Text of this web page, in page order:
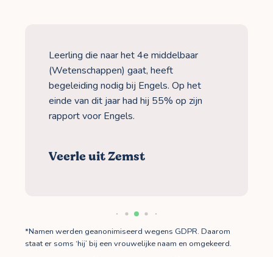
Leerling die naar het 4e middelbaar
(Wetenschappen) gaat, heeft
begeleiding nodig bij Engels. Op het
einde van dit jaar had hij 55% op zijn
rapport voor Engels.
Veerle uit Zemst
*Namen werden geanonimiseerd wegens GDPR. Daarom
staat er soms ‘hij’ bij een vrouwelijke naam en omgekeerd.